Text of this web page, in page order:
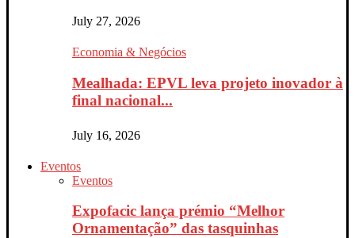
July 27, 2026
Economia & Negócios
Mealhada: EPVL leva projeto inovador à
final nacional...
July 16, 2026
Eventos
Eventos
Expofacic lança prémio “Melhor
Ornamentação” das tasquinhas